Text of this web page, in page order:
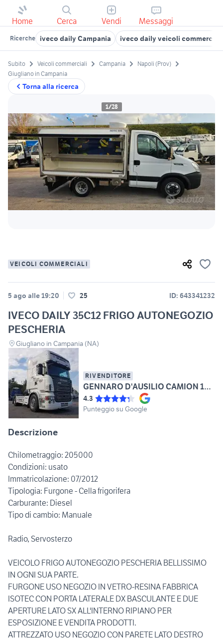
Home Cerca Vendi Messaggi
Ricerche iveco daily Campania iveco daily veicoli
Torna alla ricerca
Subito Veicoli commerciali Campania
Napoli (Prov)
Giugliano in Campania
1/28
VEICOLI COMMERCIALI
5 ago alle 19:20 25 ID: 643341232
IVECO DAILY 35C12 FRIGO AUTONEGOZIO
PESCHERIA
Giugliano in Campania (NA)
RIVENDITORE
GENNARO D'AUSILIO CAMION 1970
4.3
Punteggio su Google
Descrizione
Chilometraggio: 205000
Condizioni: usato
Immatricolazione: 07/2012
Tipologia: Furgone - Cella frigorifera
Carburante: Diesel
Tipo di cambio: Manuale
Radio, Servosterzo
VEICOLO FRIGO AUTONEGOZIO PESCHERIA BELLISSIMO
IN OGNI SUA PARTE.
FURGONE USO NEGOZIO IN VETRO-RESINA FABBRICA
ISOTEC CON PORTA LATERALE DX BASCULANTE E DUE
APERTURE LATO SX ALL'INTERNO RIPIANO PER
ESPOSIZIONE E VENDITA PRODOTTI.
ATTREZZATO USO NEGOZIO CON PARETE LATO DESTRO